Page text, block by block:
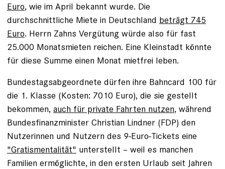
Euro, wie im April bekannt wurde. Die
durchschnittliche Miete in Deutschland beträgt 745
Euro. Herrn Zahns Vergütung würde also für fast
25.000 Monatsmieten reichen. Eine Kleinstadt könnte
für diese Summe einen Monat mietfrei leben.
Bundestagsabgeordnete dürfen ihre Bahncard 100 für
die 1. Klasse (Kosten: 7010 Euro), die sie gestellt
bekommen, auch für private Fahrten nutzen, während
Bundesfinanzminister Christian Lindner (FDP) den
Nutzerinnen und Nutzern des 9-Euro-Tickets eine
"Gratismentalität" unterstellt – weil es manchen
Familien ermöglichte, in den ersten Urlaub seit Jahren